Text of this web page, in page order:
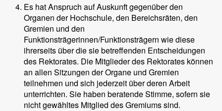
Es hat Anspruch auf Auskunft gegenüber den
Organen der Hochschule, den Bereichsräten, den
Gremien und den
Funktionsträgerinnen/Funktionsträgern wie diese
ihrerseits über die sie betreffenden Entscheidungen
des Rektorates. Die Mitglieder des Rektorates können
an allen Sitzungen der Organe und Gremien
teilnehmen und sich jederzeit über deren Arbeit
unterrichten. Sie haben beratende Stimme, sofern sie
nicht gewähltes Mitglied des Gremiums sind.